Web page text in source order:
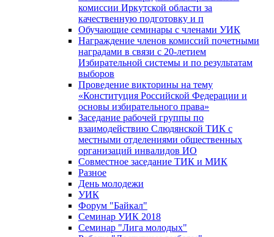
комиссии Иркутской области за
качественную подготовку и п
Обучающие семинары с членами УИК
Награждение членов комиссий почетными
наградами в связи с 20-летием
Избирательной системы и по результатам
выборов
Проведение викторины на тему
«Конституция Российской Федерации и
основы избирательного права»
Заседание рабочей группы по
взаимодействию Слюдянской ТИК с
местными отделениями общественных
организаций инвалидов ИО
Совместное заседание ТИК и МИК
Разное
День молодежи
УИК
Форум "Байкал"
Семинар УИК 2018
Семинар "Лига молодых"